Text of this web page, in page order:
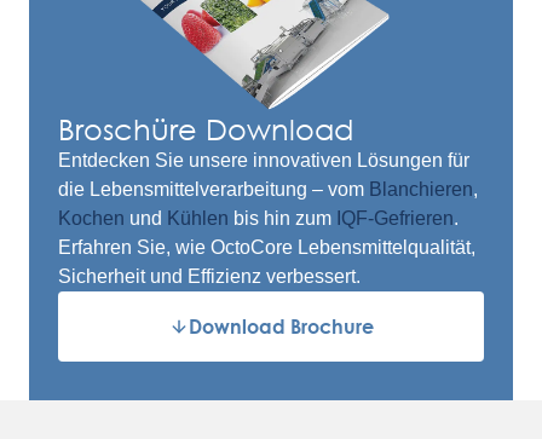
Broschüre Download
Entdecken Sie unsere innovativen Lösungen für
die Lebensmittelverarbeitung – vom Blanchieren,
Kochen und Kühlen bis hin zum IQF-Gefrieren.
Erfahren Sie, wie OctoCore Lebensmittelqualität,
Sicherheit und Effizienz verbessert.
Download Brochure